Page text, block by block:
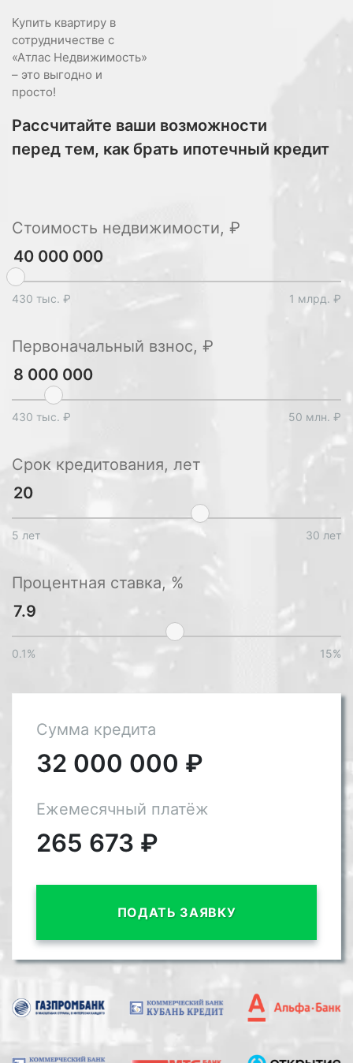
Купить квартиру в
сотрудничестве с
«Атлас Недвижимость»
– это выгодно и
просто!
Рассчитайте ваши возможности
перед тем, как брать ипотечный кредит
Стоимость недвижимости, ₽
430 тыс. ₽ 1 млрд. ₽
Первоначальный взнос, ₽
430 тыс. ₽ 50 млн. ₽
Срок кредитования, лет
5 лет 30 лет
Процентная ставка, %
0.1% 15%
Сумма кредита
32 000 000 ₽
Ежемесячный платёж
265 673 ₽
ПОДАТЬ ЗАЯВКУ